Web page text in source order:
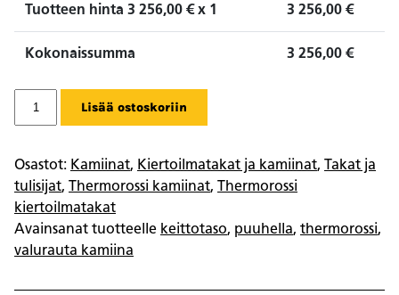
Tuotteen hinta 3 256,00 € x 1 3 256,00 €
Kokonaissumma 3 256,00 €
Thermorossi
määrä
Lisää ostoskoriin
Osastot: Kamiinat, Kiertoilmatakat ja kamiinat, Takat ja
tulisijat, Thermorossi kamiinat, Thermorossi
kiertoilmatakat
Avainsanat tuotteelle keittotaso, puuhella, thermorossi,
valurauta kamiina